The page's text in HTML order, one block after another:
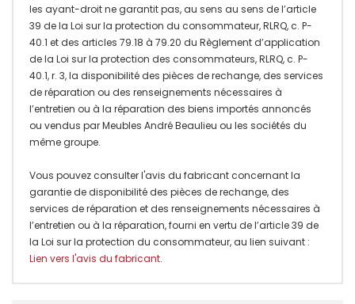
les ayant-droit ne garantit pas, au sens au sens de l’article
39 de la Loi sur la protection du consommateur, RLRQ, c. P-
40.1 et des articles 79.18 à 79.20 du Règlement d’application
de la Loi sur la protection des consommateurs, RLRQ, c. P-
40.1, r. 3, la disponibilité des pièces de rechange, des services
de réparation ou des renseignements nécessaires à
l’entretien ou à la réparation des biens importés annoncés
ou vendus par Meubles André Beaulieu ou les sociétés du
même groupe.
Vous pouvez consulter l'avis du fabricant concernant la
garantie de disponibilité des pièces de rechange, des
services de réparation et des renseignements nécessaires à
l’entretien ou à la réparation, fourni en vertu de l’article 39 de
la Loi sur la protection du consommateur, au lien suivant :
Lien vers l'avis du fabricant.